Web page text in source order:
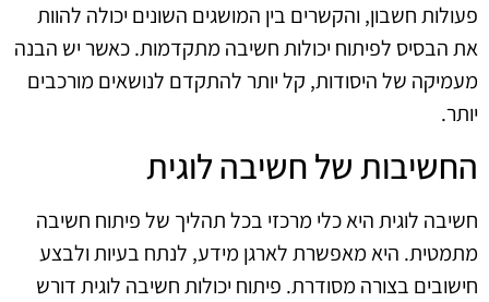
פעולות חשבון, והקשרים בין המושגים השונים יכולה להוות
את הבסיס לפיתוח יכולות חשיבה מתקדמות. כאשר יש הבנה
מעמיקה של היסודות, קל יותר להתקדם לנושאים מורכבים
יותר.
החשיבות של חשיבה לוגית
חשיבה לוגית היא כלי מרכזי בכל תהליך של פיתוח חשיבה
מתמטית. היא מאפשרת לארגן מידע, לנתח בעיות ולבצע
חישובים בצורה מסודרת. פיתוח יכולות חשיבה לוגית דורש